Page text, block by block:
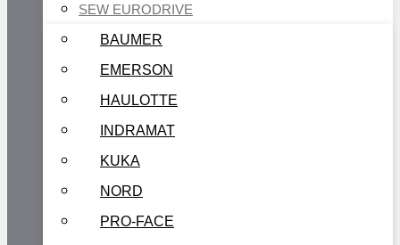
SEW EURODRIVE
BAUMER
EMERSON
HAULOTTE
INDRAMAT
KUKA
NORD
PRO-FACE